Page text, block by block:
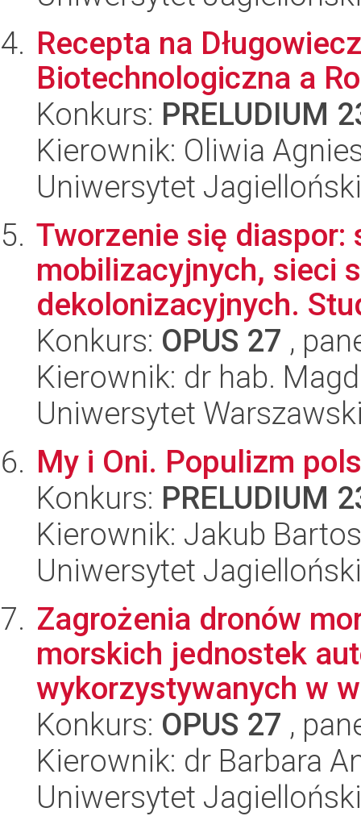
Recepta na
Biotechnologiczna a
Konkurs: PRELUDIUM
Kierownik: Oliwia
Uniwersytet Jagielloński
Tworzenie się diaspor:
mobilizacyjnych, sieci
dekolonizacyjnych.
Konkurs: OPUS 27 ,
Kierownik: dr hab.
Uniwersytet
My i Oni. Populizm
Konkurs: PRELUDIUM
Kierownik: Jakub
Uniwersytet Jagielloński
Zagrożenia dronów
morskich jednostek
wykorzystywanych w
Konkurs: OPUS 27 ,
Kierownik: dr Barbara
Uniwersytet Jagielloński